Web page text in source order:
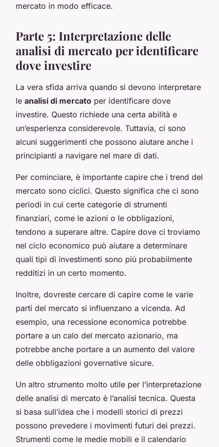
mercato in modo efficace.
Parte 5: Interpretazione delle
analisi di mercato per identificare
dove investire
La vera sfida arriva quando si devono interpretare
le analisi di mercato per identificare dove
investire. Questo richiede una certa abilità e
un’esperienza considerevole. Tuttavia, ci sono
alcuni suggerimenti che possono aiutare anche i
principianti a navigare nel mare di dati.
Per cominciare, è importante capire che i trend del
mercato sono ciclici. Questo significa che ci sono
periodi in cui certe categorie di strumenti
finanziari, come le azioni o le obbligazioni,
tendono a superare altre. Capire dove ci troviamo
nel ciclo economico può aiutare a determinare
quali tipi di investimenti sono più probabilmente
redditizi in un certo momento.
Inoltre, dovreste cercare di capire come le varie
parti del mercato si influenzano a vicenda. Ad
esempio, una recessione economica potrebbe
portare a un calo del mercato azionario, ma
potrebbe anche portare a un aumento del valore
delle obbligazioni governative sicure.
Un altro strumento molto utile per l’interpretazione
delle analisi di mercato è l’analisi tecnica. Questa
si basa sull’idea che i modelli storici di prezzi
possono prevedere i movimenti futuri dei prezzi.
Strumenti come le medie mobili e il calendario